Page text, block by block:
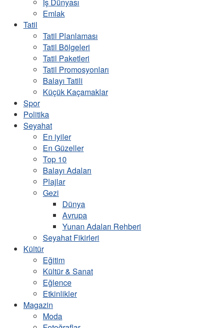
Emlak
Tatil
Tatil Planlaması
Tatil Bölgeleri
Tatil Paketleri
Tatil Promosyonları
Balayı Tatili
Küçük Kaçamaklar
Spor
Politika
Seyahat
En iyiler
En Güzeller
Top 10
Balayı Adaları
Plajlar
Gezi
Dünya
Avrupa
Yunan Adaları Rehberi
Seyahat Fikirleri
Kültür
Eğitim
Kültür & Sanat
Eğlence
Etkinlikler
Magazin
Moda